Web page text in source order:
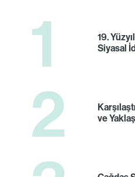
1
19.
Siyasal
2
ve